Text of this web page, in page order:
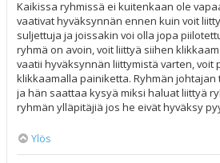
Kaikissa ryhmissä ei kuitenkaan ole
vaativat hyväksynnän ennen kuin voit
suljettuja ja joissakin voi olla jopa
ryhmä on avoin, voit liittyä siihen
vaatii hyväksynnän liittymistä varten, voit
klikkaamalla painiketta. Ryhmän
ja hän saattaa kysyä miksi haluat liittyä
ryhmän ylläpitäjiä jos he eivät hyväksy
Ylös